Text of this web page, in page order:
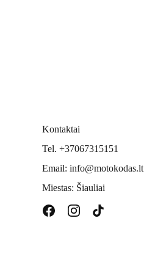
Kontaktai
Tel. +37067315151
Email: info@motokodas.lt
Miestas: Šiauliai